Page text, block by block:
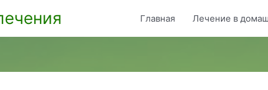
Главная Лечение в